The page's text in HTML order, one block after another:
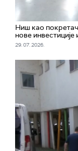
Ниш као покретач
нове инвестиције
29. 07. 2026.